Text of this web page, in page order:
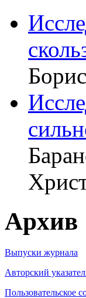
Архив
Выпуски журнала
Авторский
Пользовательское